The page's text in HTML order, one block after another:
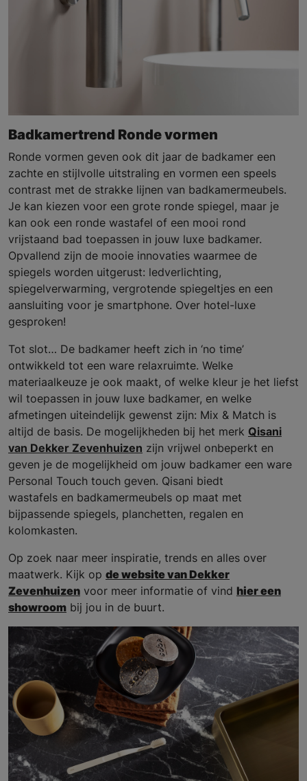
Badkamertrend Ronde vormen
Ronde vormen geven ook dit jaar de badkamer een
zachte en stijlvolle uitstraling en vormen een speels
contrast met de strakke lijnen van badkamermeubels.
Je kan kiezen voor een grote ronde spiegel, maar je
kan ook een ronde wastafel of een mooi rond
vrijstaand bad toepassen in jouw luxe badkamer.
Opvallend zijn de mooie innovaties waarmee de
spiegels worden uitgerust: ledverlichting,
spiegelverwarming, vergrotende spiegeltjes en een
aansluiting voor je smartphone. Over hotel-luxe
gesproken!
Tot slot… De badkamer heeft zich in ‘no time’
ontwikkeld tot een ware relaxruimte. Welke
materiaalkeuze je ook maakt, of welke kleur je het liefst
wil toepassen in jouw luxe badkamer, en welke
afmetingen uiteindelijk gewenst zijn: Mix & Match is
altijd de basis. De mogelijkheden bij het merk Qisani
van Dekker Zevenhuizen zijn vrijwel onbeperkt en
geven je de mogelijkheid om jouw badkamer een ware
Personal Touch touch geven. Qisani biedt
wastafels en badkamermeubels op maat met
bijpassende spiegels, planchetten, regalen en
kolomkasten.
Op zoek naar meer inspiratie, trends en alles over
maatwerk. Kijk op de website van Dekker
Zevenhuizen voor meer informatie of vind hier een
showroom bij jou in de buurt.